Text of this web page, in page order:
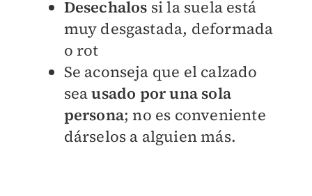
Desechalos si la suela está
muy desgastada, deformada
o rot
Se aconseja que el calzado
seausado por una sola
persona; no es conveniente
dárselos a alguien más.